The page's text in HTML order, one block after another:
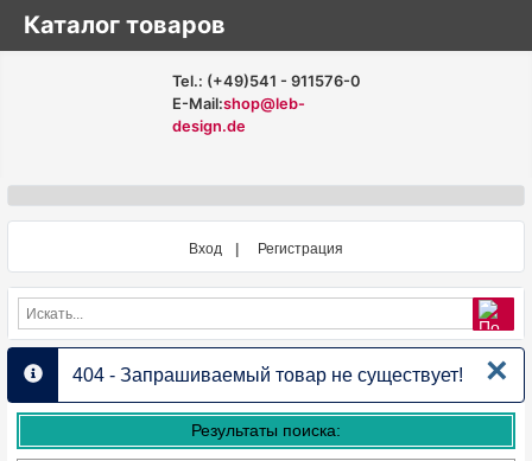
Tel.: (+49)541 - 911576-0
E-Mail:shop@leb-
design.de
Вход Регистрация
×
info 404 - Запрашиваемый товар не существует!
Результаты поиска:
Каталог товаров